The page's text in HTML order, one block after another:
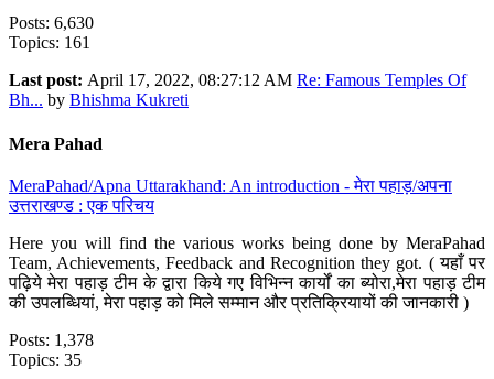
Posts: 6,630
Topics: 161
Last post: April 17, 2022, 08:27:12 AM Re: Famous Temples Of
Bh... by Bhishma Kukreti
Mera Pahad
MeraPahad/Apna Uttarakhand: An introduction - मेरा पहाड़/अपना
उत्तराखण्ड : एक परिचय
Here you will find the various works being done by MeraPahad
Team, Achievements, Feedback and Recognition they got. ( यहाँ पर
पढ़िये मेरा पहाड़ टीम के द्वारा किये गए विभिन्न कार्यों का ब्योरा,मेरा पहाड़ टीम
की उपलब्धियां, मेरा पहाड़ को मिले सम्मान और प्रतिक्रियायों की जानकारी )
Posts: 1,378
Topics: 35